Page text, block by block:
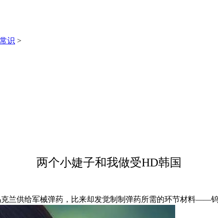
识 >
两个小婕子和我做受HD韩国
供给军械弹药，比来却发觉制制弹药所需的环节材料——钨